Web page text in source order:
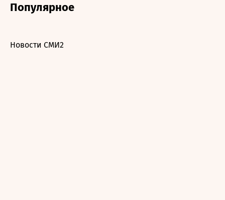
Популярное
Новости СМИ2